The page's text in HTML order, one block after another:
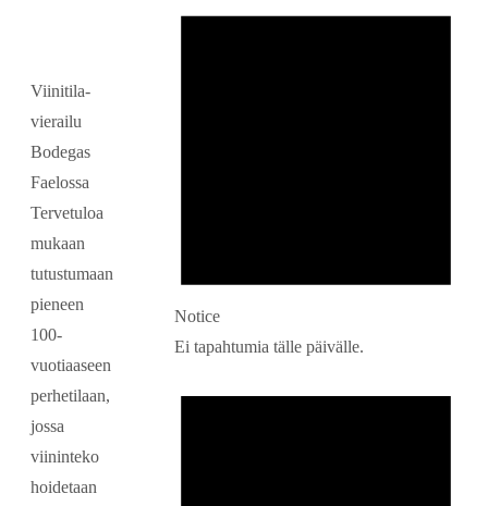
Viinitila-
vierailu
Bodegas
Faelossa
Tervetuloa
mukaan
tutustumaan
pieneen
100-
vuotiaaseen
perhetilaan,
jossa
viininteko
hoidetaan
Notice
Ei tapahtumia tälle päivälle.